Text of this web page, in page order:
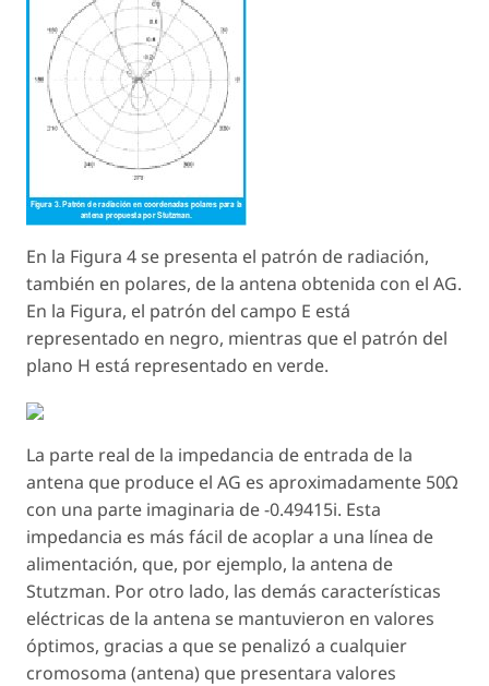
En la Figura 4 se presenta el patrón de radiación,
también en polares, de la antena obtenida con el AG.
En la Figura, el patrón del campo E está
representado en negro, mientras que el patrón del
plano H está representado en verde.
La parte real de la impedancia de entrada de la
antena que produce el AG es aproximadamente 50Ω
con una parte imaginaria de -0.49415i. Esta
impedancia es más fácil de acoplar a una línea de
alimentación, que, por ejemplo, la antena de
Stutzman. Por otro lado, las demás características
eléctricas de la antena se mantuvieron en valores
óptimos, gracias a que se penalizó a cualquier
cromosoma (antena) que presentara valores